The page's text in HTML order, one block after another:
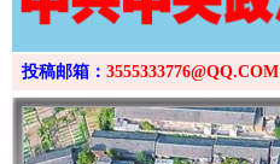
投稿邮箱： 3555333776@QQ.COM